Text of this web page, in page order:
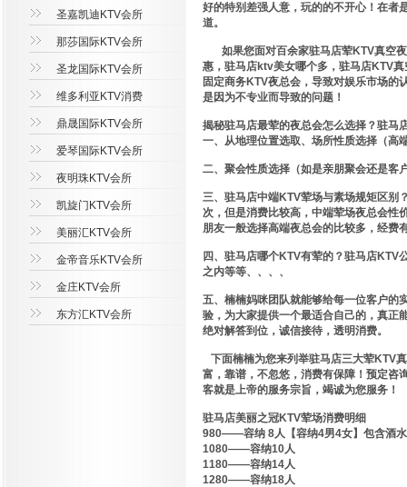
圣嘉凯迪KTV会所
那莎国际KTV会所
圣龙国际KTV会所
维多利亚KTV消费
鼎晟国际KTV会所
爱琴国际KTV会所
夜明珠KTV会所
凯旋门KTV会所
美丽汇KTV会所
金帝音乐KTV会所
金庄KTV会所
东方汇KTV会所
好的特别差强人意，玩的的不开心！在者
道。
如果您面对百余家驻马店荤KTV真空夜
惠，驻马店ktv美女哪个多，驻马店KTV
固定商务KTV夜总会，导致对娱乐市场的
是因为不专业而导致的问题！
揭秘驻马店最荤的夜总会怎么选择？驻马
一、从地理位置选取、场所性质选择（高
二、聚会性质选择（如是亲朋聚会还是客
三、驻马店中端KTV荤场与素场规矩区别
次，但是消费比较高，中端荤场夜总会性
朋友一般选择高端夜总会的比较多，经费
四、驻马店哪个KTV有荤的？驻马店KTV
之内等等、、、、
五、楠楠妈咪团队就能够给每一位客户的
验，为大家提供一个最适合自己的，真正
绝对解答到位，诚信接待，透明消费。
下面楠楠为您来列举驻马店三大荤KTV
富，靠谱，不忽悠，消费有保障！预定咨
客就是上帝的服务宗旨，竭诚为您服务！
驻马店美丽之冠KTV荤场消费明细
980——容纳 8人【容纳4男4女】包含酒水
1080——容纳10人
1180——容纳14人
1280——容纳18人